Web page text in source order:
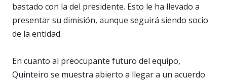
bastado con la del presidente. Esto le ha llevado a
presentar su dimisión, aunque seguirá siendo socio
de la entidad.
En cuanto al preocupante futuro del equipo,
Quinteiro se muestra abierto a llegar a un acuerdo